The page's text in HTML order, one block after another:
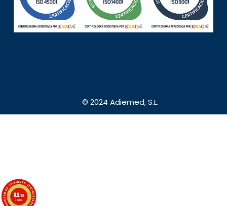
© 2024 Adiemed, S.L.
8.9/10
7 notas